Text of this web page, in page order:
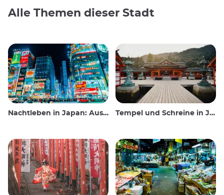
Alle Themen dieser Stadt
Nachtleben in Japan: Ausgehen, sehen und trinken Tempel und Schreine in Japan